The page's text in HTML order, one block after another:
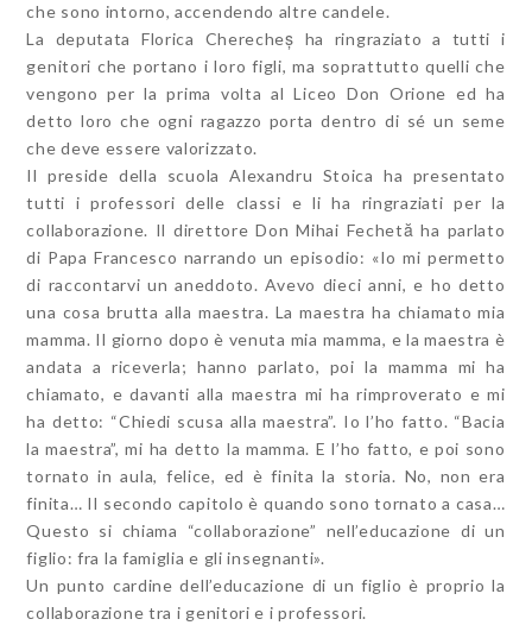
che sono intorno, accendendo altre candele.
La deputata Florica Cherecheș ha ringraziato a tutti i
genitori che portano i loro figli, ma soprattutto quelli che
vengono per la prima volta al Liceo Don Orione ed ha
detto loro che ogni ragazzo porta dentro di sé un seme
che deve essere valorizzato.
Il preside della scuola Alexandru Stoica ha presentato
tutti i professori delle classi e li ha ringraziati per la
collaborazione. Il direttore Don Mihai Fechetă ha parlato
di Papa Francesco narrando un episodio: «Io mi permetto
di raccontarvi un aneddoto. Avevo dieci anni, e ho detto
una cosa brutta alla maestra. La maestra ha chiamato mia
mamma. Il giorno dopo è venuta mia mamma, e la maestra è
andata a riceverla; hanno parlato, poi la mamma mi ha
chiamato, e davanti alla maestra mi ha rimproverato e mi
ha detto: “Chiedi scusa alla maestra”. Io l’ho fatto. “Bacia
la maestra”, mi ha detto la mamma. E l’ho fatto, e poi sono
tornato in aula, felice, ed è finita la storia. No, non era
finita… Il secondo capitolo è quando sono tornato a casa…
Questo si chiama “collaborazione” nell’educazione di un
figlio: fra la famiglia e gli insegnanti».
Un punto cardine dell’educazione di un figlio è proprio la
collaborazione tra i genitori e i professori.